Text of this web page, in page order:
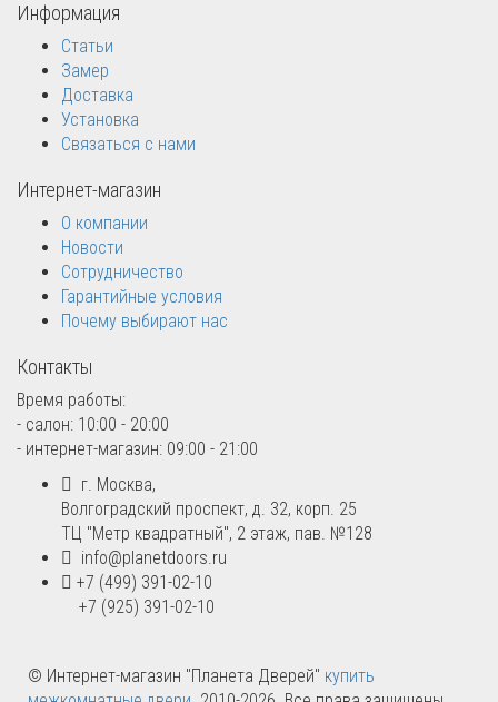
Информация
Статьи
Замер
Доставка
Установка
Связаться с нами
Интернет-магазин
О компании
Новости
Сотрудничество
Гарантийные условия
Почему выбирают нас
Контакты
Время работы:
- салон: 10:00 - 20:00
- интернет-магазин: 09:00 - 21:00
г. Москва,
Волгоградский проспект, д. 32, корп. 25
ТЦ "Метр квадратный", 2 этаж, пав. №128
info@planetdoors.ru
+7 (499) 391-02-10
+7 (925) 391-02-10
© Интернет-магазин "Планета Дверей" купить